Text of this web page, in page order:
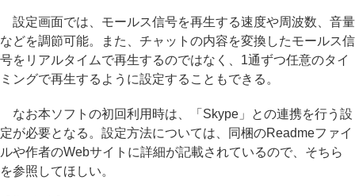
設定画面では、モールス信号を再生する速度や周波数、音量
などを調節可能。また、チャットの内容を変換したモールス信
号をリアルタイムで再生するのではなく、1通ずつ任意のタイ
ミングで再生するように設定することもできる。
なお本ソフトの初回利用時は、「Skype」との連携を行う設
定が必要となる。設定方法については、同梱のReadmeファイ
ルや作者のWebサイトに詳細が記載されているので、そちら
を参照してほしい。